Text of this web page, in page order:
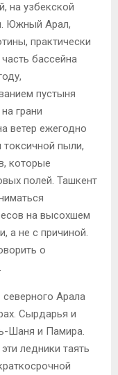
на узбекской
Южный Арал,
практически
бассейна
пустыня
грани
ветер ежегодно
пыли,
которые
полей. Ташкент
на высохшем
а не с причиной.
о
Арала
Сырдарья и
Шаня и Памира.
ледники таять